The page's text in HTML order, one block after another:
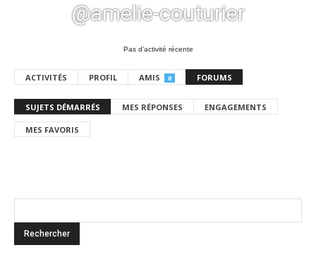
@amelie-couturier
Pas d’activité récente
ACTIVITÉS PROFIL AMIS 0 FORUMS
SUJETS DÉMARRÉS MES RÉPONSES ENGAGEMENTS
MES FAVORIS